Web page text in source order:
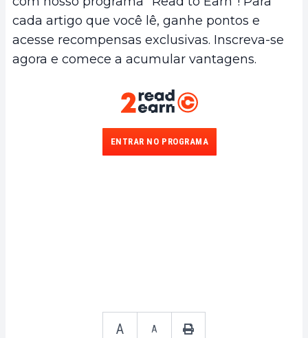
cada artigo que você lê, ganhe pontos e
acesse recompensas exclusivas. Inscreva-se
agora e comece a acumular vantagens.
ENTRAR NO PROGRAMA
A A